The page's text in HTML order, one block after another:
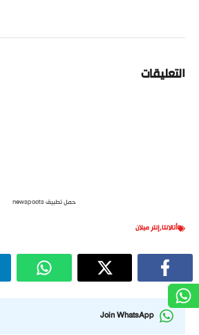
التعليقات
حمل تطبيق newspoots
أتالانتا,إنتر ميلان
Join WhatsApp